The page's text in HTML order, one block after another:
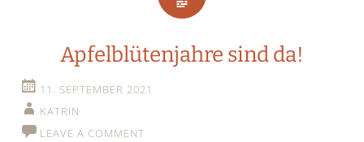
Apfelblütenjahre sind da!
11. SEPTEMBER 2021
KATRIN
LEAVE A COMMENT